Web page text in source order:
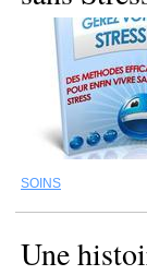
SOINS
Une